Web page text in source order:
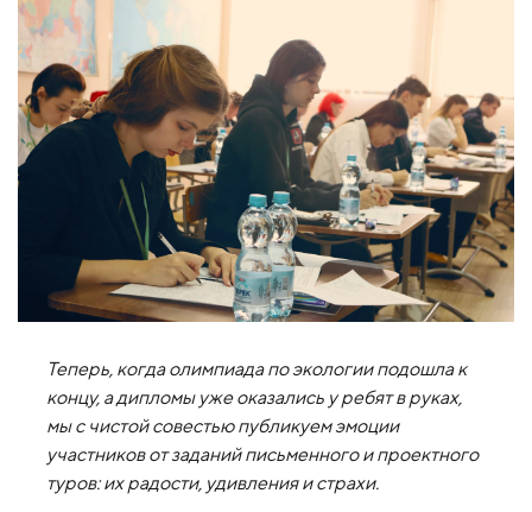
Теперь, когда олимпиада по экологии подошла к
концу, а дипломы уже оказались у ребят в руках,
мы с чистой совестью публикуем эмоции
участников от заданий письменного и проектного
туров: их радости, удивления и страхи.